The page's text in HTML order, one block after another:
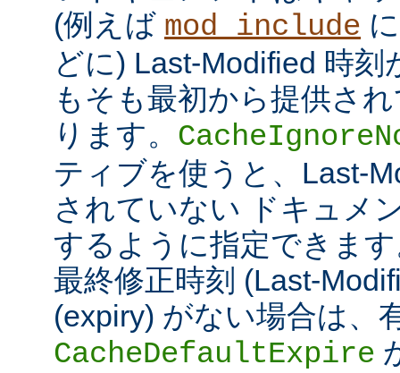
(例えば mod_include
どに) Last-Modified 時
もそも最初から提供さ
ります。
ティブを使うと、Last-
されていない ドキュメ
するように指定できま
最終修正時刻 (Last-
(expiry) がない場合は、
CacheDefaultExpire